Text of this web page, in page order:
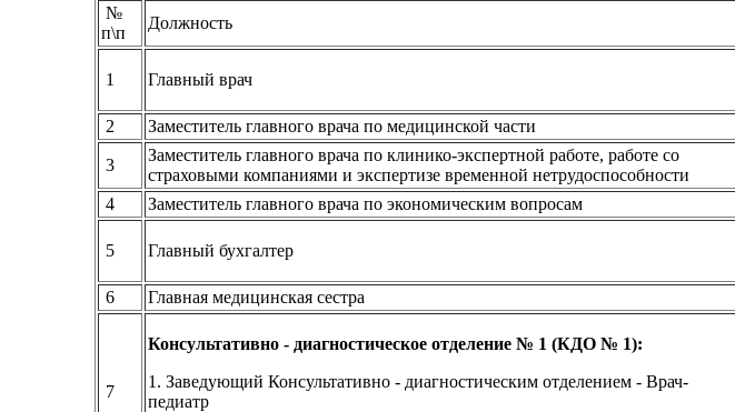
№
п\п
Должность
1 Главный врач
2 Заместитель главного врача по медицинской части
3
Заместитель главного врача по клинико-экспертной работе, работе со
страховыми компаниями и экспертизе временной нетрудоспособности
4 Заместитель главного врача по экономическим вопросам
5 Главный бухгалтер
6 Главная медицинская сестра
7
Консультативно - диагностическое отделение № 1 (КДО № 1):
1. Заведующий Консультативно - диагностическим отделением - Врач-
педиатр